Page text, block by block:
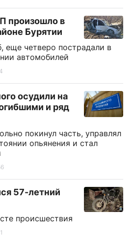
произошло в
Бурятии
еще четверо пострадали в
автомобилей
осудили на
и ряд
покинул часть, управлял
опьянения и стал
57-летний
происшествия